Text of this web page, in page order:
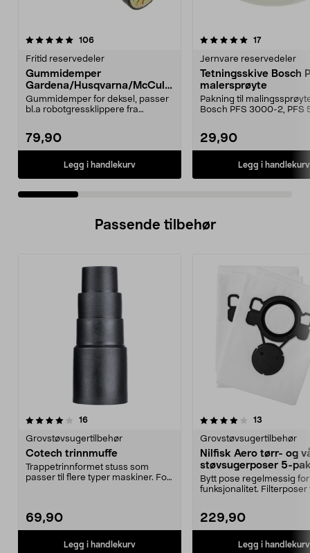
106anmeldelser
Fritid reservedeler
Gummidemper
Gardena/Husqvarna/McCullo
ch/Flymo
Gummidemper for deksel, passer
bl.a robotgressklippere fra
79,90
Legg i handlekurv
5.0 av 5 stjerner 17anmeldelser
Jernvare reservedeler
Tetningsskive Bosch
malersprøyte
Pakning til
Bosch PFS 3000-2, PFS
29,90
Legg i handlekurv
4.5 av 5 stjerner
Passende tilbehør
16anmeldelser
Grovstøvsugertilbehør
Cotech trinnmuffe
Trappetrinnformet stuss som
passer til flere typer maskiner. For
69,90
Legg i handlekurv
4.0av 5 stjerner 13
Grovstøvsugertilbehør
Nilfisk Aero tørr- og
støvsugerposer 5-
Bytt pose regelmessig
funksjonalitet. Filterposer
229,90
Legg i handlekurv
5.0av 5 stjerner